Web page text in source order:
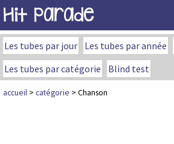
Hit Parade
Les tubes par jour Les tubes par année
Les tubes par catégorie
Blind test
accueil > catégorie > Chanson